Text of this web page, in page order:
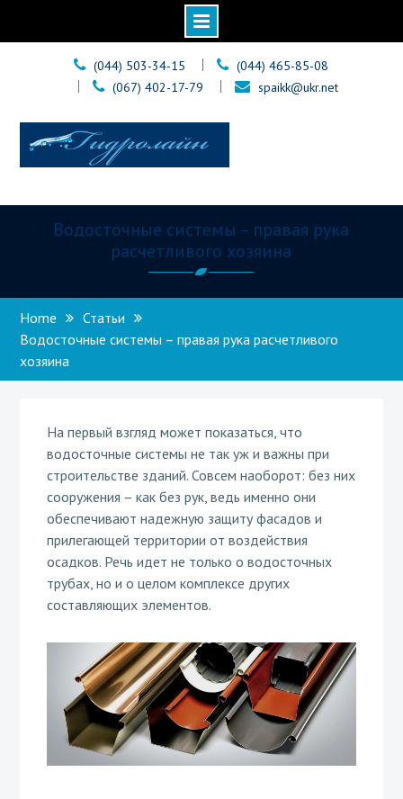
(044) 503-34-15
(044) 465-85-08
(067) 402-17-79
spaikk@ukr.net
Гидролайн
Водосточные системы – правая рука
расчетливого хозяина
Home
Статьи
Водосточные системы – правая рука расчетливого
хозяина
На первый взгляд может показаться, что
водосточные системы не так уж и важны при
строительстве зданий. Совсем наоборот: без них
сооружения – как без рук, ведь именно они
обеспечивают надежную защиту фасадов и
прилегающей территории от воздействия
осадков. Речь идет не только о водосточных
трубах, но и о целом комплексе других
составляющих элементов.